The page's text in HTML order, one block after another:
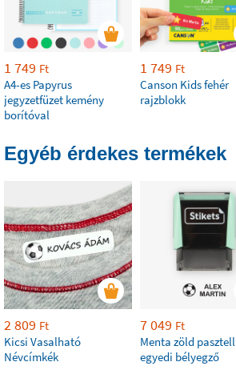
1 749 Ft
A4-es Papyrus
jegyzetfüzet kemény
borítóval
1 749 Ft
Canson Kids fehér
rajzblokk
Egyéb érdekes termékek
2 809 Ft
Kicsi Vasalható
Névcímkék
7 049 Ft
Menta zöld pasztell
egyedi bélyegző